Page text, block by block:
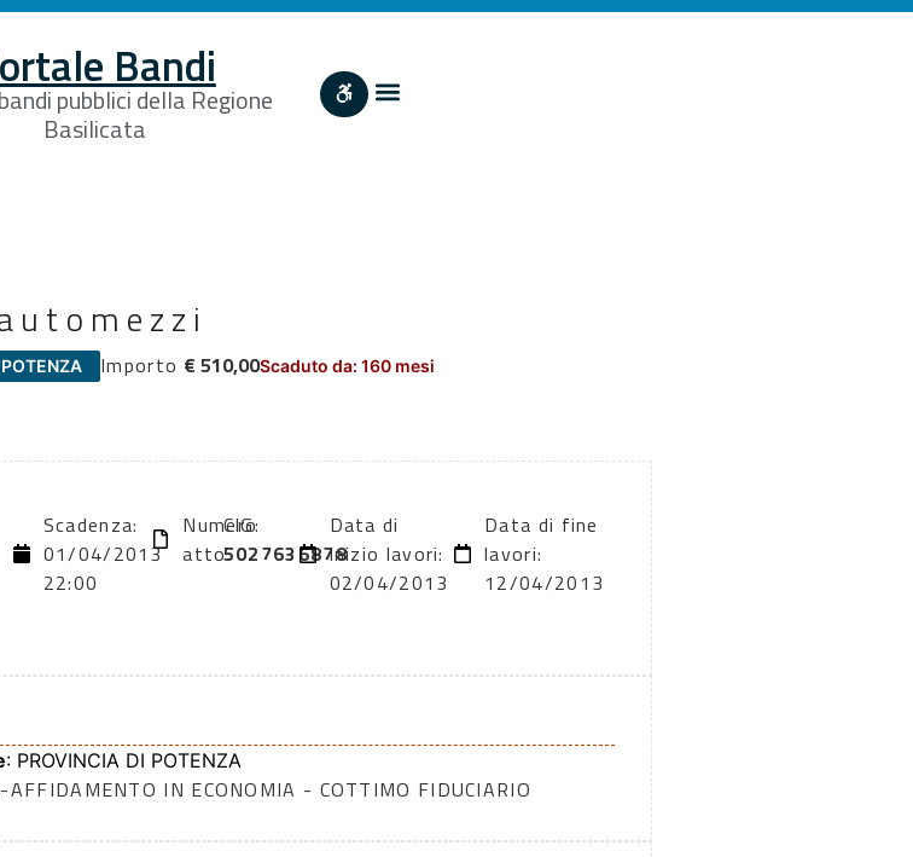
Bandi
pubblici della Regione
Basilicata
Importo € 510,00Scaduto da: 160 mesi
Scadenza:
01/04/2013
22:00
Numero
atto:
CIG:
5027636878
Data di
inizio lavori:
02/04/2013
Data di fine
lavori:
12/04/2013
: PROVINCIA DI POTENZA
IN ECONOMIA - COTTIMO FIDUCIARIO